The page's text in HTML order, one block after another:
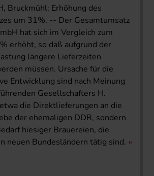
Bruckmühl: Erhöhung des
um 31%. -- Der Gesamtumsatz
hat sich im Vergleich zum
erhöht, so daß aufgrund der
längere Lieferzeiten
müssen. Ursache für die
Entwicklung sind nach Meinung
Gesellschafters H.
die Direktlieferungen an die
der ehemaligen DDR, sondern
hiesiger Brauereien, die
neuen Bundesländern tätig sind.